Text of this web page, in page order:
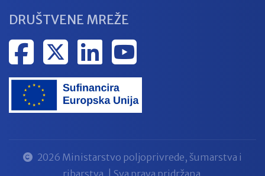
DRUŠTVENE MREŽE
2026 Ministarstvo poljoprivrede, šumarstva i
ribarstva. | Sva prava pridržana.